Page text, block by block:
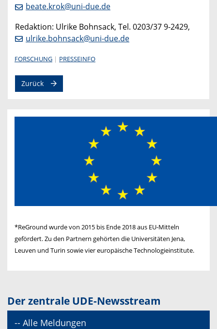
beate.krok@uni-due.de
Redaktion: Ulrike Bohnsack, Tel. 0203/37 9-2429,
ulrike.bohnsack@uni-due.de
FORSCHUNG PRESSEINFO
Zurück
*ReGround wurde von 2015 bis Ende 2018 aus EU-Mitteln
gefördert. Zu den Partnern gehörten die Universitäten Jena,
Leuven und Turin sowie vier europäische Technologieinstitute.
Der zentrale UDE-Newsstream
-- Alle Meldungen